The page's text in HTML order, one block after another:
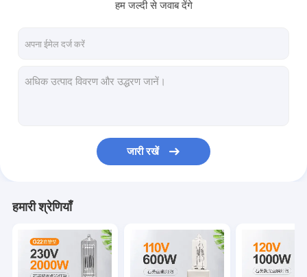
हम जल्दी से जवाब देंगे
जारी रखें
हमारी श्रेणियाँ